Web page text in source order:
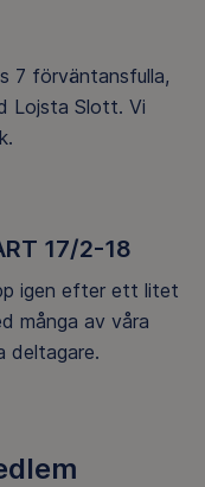
7 förväntansfulla,
Lojsta Slott. Vi
17/2-18
igen efter ett litet
många av våra
deltagare.